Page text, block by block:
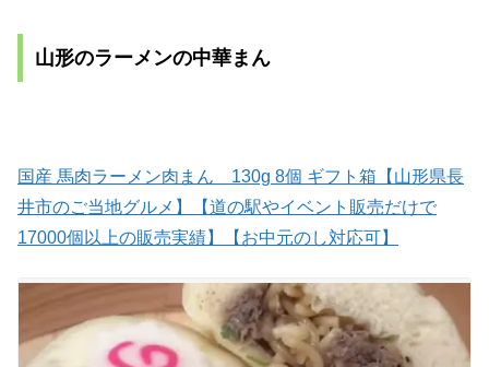
山形のラーメンの中華まん
国産 馬肉ラーメン肉まん 130g 8個 ギフト箱【山形県長
井市のご当地グルメ】【道の駅やイベント販売だけで
17000個以上の販売実績】【お中元のし対応可】